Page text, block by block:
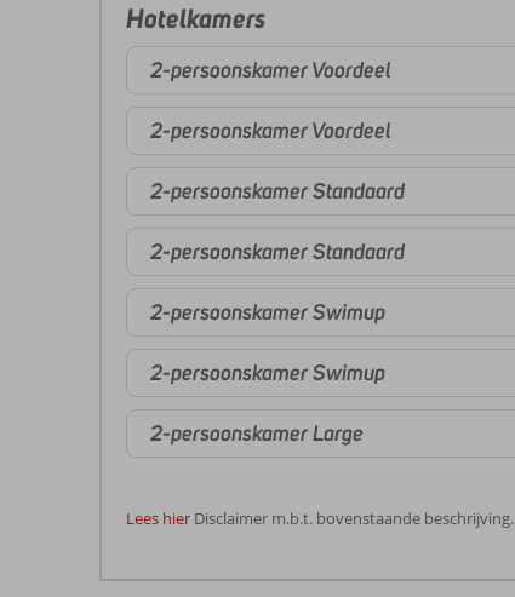
Hotelkamers
2-persoonskamer Voordeel
2-persoonskamer Voordeel
2-persoonskamer Standaard
2-persoonskamer Standaard
2-persoonskamer Swimup
2-persoonskamer Swimup
2-persoonskamer Large
Lees hier Disclaimer m.b.t. bovenstaande beschrijving.